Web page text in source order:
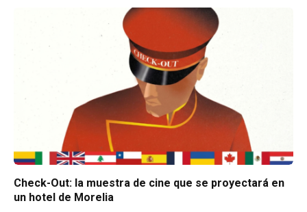
Check-Out: la muestra de cine que se proyectará en
un hotel de Morelia